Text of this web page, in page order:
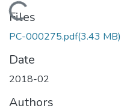
Files
PC-000275.pdf(3.43 MB)
Date
2018-02
Authors